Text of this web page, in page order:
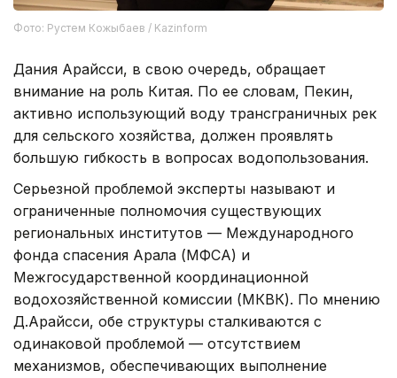
Фото: Рустем Кожыбаев / Kazinform
Дания Арайсси, в свою очередь, обращает
внимание на роль Китая. По ее словам, Пекин,
активно использующий воду трансграничных рек
для сельского хозяйства, должен проявлять
большую гибкость в вопросах водопользования.
Серьезной проблемой эксперты называют и
ограниченные полномочия существующих
региональных институтов — Международного
фонда спасения Арала (МФСА) и
Межгосударственной координационной
водохозяйственной комиссии (МКВК). По мнению
Д.Арайсси, обе структуры сталкиваются с
одинаковой проблемой — отсутствием
механизмов, обеспечивающих выполнение